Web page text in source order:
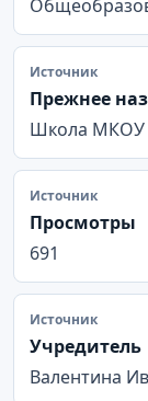
Источник
Прежнее
Школа МКОУ
Источник
Просмотры
691
Источник
Учредитель
Валентина